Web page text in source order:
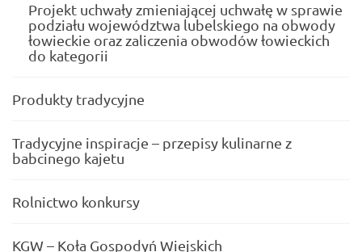
Projekt uchwały zmieniającej uchwałę w sprawie
podziału województwa lubelskiego na obwody
łowieckie oraz zaliczenia obwodów łowieckich
do kategorii
Produkty tradycyjne
Tradycyjne inspiracje – przepisy kulinarne z
babcinego kajetu
Rolnictwo konkursy
KGW – Koła Gospodyń Wiejskich